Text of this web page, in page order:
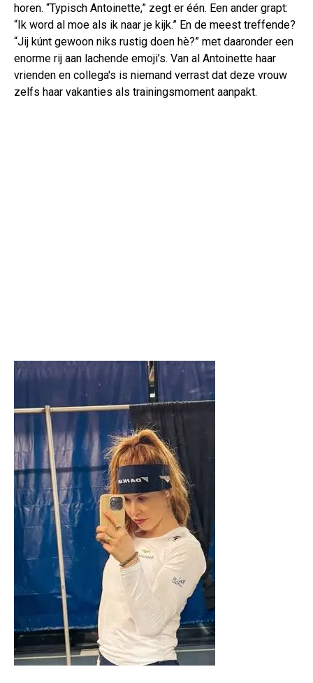
horen. “Typisch Antoinette,” zegt er één. Een ander grapt:
“Ik word al moe als ik naar je kijk.” En de meest treffende?
“Jij kúnt gewoon niks rustig doen hè?” met daaronder een
enorme rij aan lachende emoji’s. Van al Antoinette haar
vrienden en collega's is niemand verrast dat deze vrouw
zelfs haar vakanties als trainingsmoment aanpakt.